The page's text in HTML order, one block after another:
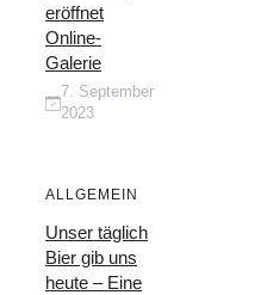
eröffnet
Online-
Galerie
7. September
2023
ALLGEMEIN
Unser täglich
Bier gib uns
heute – Eine